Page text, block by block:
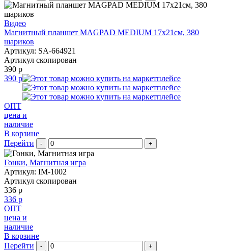
Видео
Магнитный планшет MAGPAD MEDIUM 17х21см, 380
шариков
Артикул: SA-664921
Артикул скопирован
390 р
390 р
ОПТ
цена и
наличие
В корзине
Перейти
- +
Гонки, Магнитная игра
Артикул: IM-1002
Артикул скопирован
336 р
336 р
ОПТ
цена и
наличие
В корзине
Перейти
- +